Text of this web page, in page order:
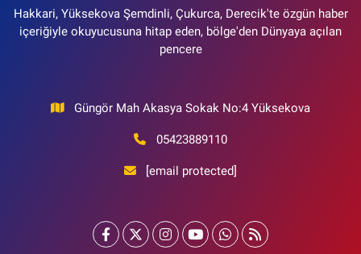
Hakkari, Yüksekova Şemdinli, Çukurca, Derecik'te özgün haber
içeriğiyle okuyucusuna hitap eden, bölge'den Dünyaya açılan
pencere
Güngör Mah Akasya Sokak No:4 Yüksekova
05423889110
[email protected]